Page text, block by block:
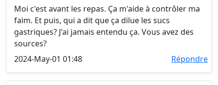
Moi c'est avant les repas. Ça m'aide à contrôler ma
faim. Et puis, qui a dit que ça dilue les sucs
gastriques? J'ai jamais entendu ça. Vous avez des
sources?
2024-May-01 01:48
Répondre